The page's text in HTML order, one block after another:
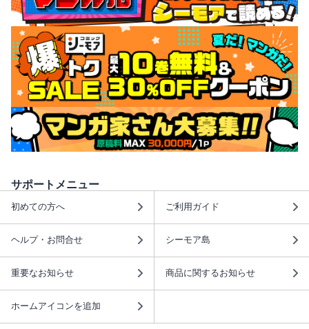
サポートメニュー
初めての方へ ご利用ガイド
ヘルプ・お問合せ シーモア島
重要なお知らせ 商品に関するお知らせ
ホームアイコンを追加